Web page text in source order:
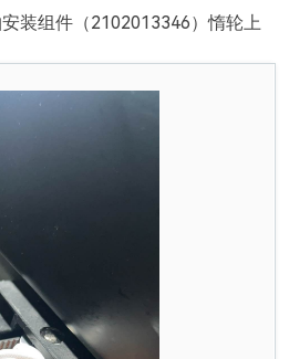
装组件（2102013346）惰轮上